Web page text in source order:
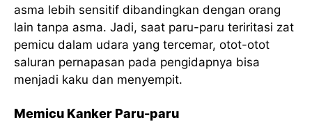
asma lebih sensitif dibandingkan dengan orang
lain tanpa asma. Jadi, saat paru-paru teriritasi zat
pemicu dalam udara yang tercemar, otot-otot
saluran pernapasan pada pengidapnya bisa
menjadi kaku dan menyempit.
Memicu Kanker Paru-paru